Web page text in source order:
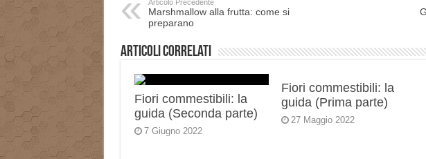
Articolo Precedente
Marshmallow alla frutta: come si
preparano
Articoli correlati
Fiori commestibili: la
guida (Seconda parte)
7 Giugno 2022
Fiori commestibili: la
guida (Prima parte)
27 Maggio 2022